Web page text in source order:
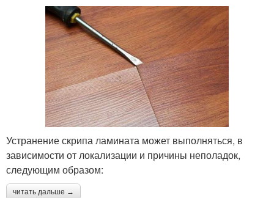
Устранение скрипа ламината может выполняться, в
зависимости от локализации и причины неполадок,
следующим образом:
читать дальше →